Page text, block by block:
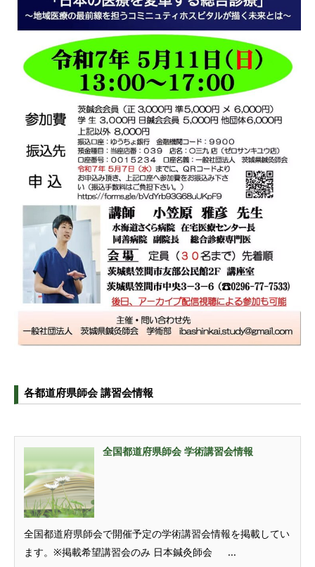
各都道府県師会 講習会情報
全国都道府県師会 学術講習会情報
全国都道府県師会で開催予定の学術講習会情報を掲載してい
ます。※掲載希望講習会のみ 日本鍼灸師会 ...